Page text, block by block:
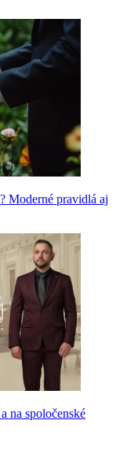
Moderné pravidlá aj
na spoločenské